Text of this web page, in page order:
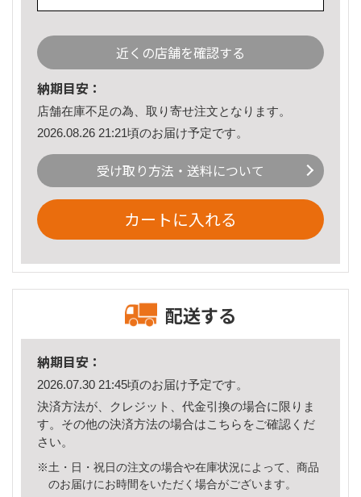
近くの店舗を確認する
納期目安：
店舗在庫不足の為、取り寄せ注文となります。
2026.08.26 21:21頃のお届け予定です。
受け取り方法・送料について
カートに入れる
配送する
納期目安：
2026.07.30 21:45頃のお届け予定です。
決済方法が、クレジット、代金引換の場合に限りま
す。その他の決済方法の場合はこちら をご確認くだ
さい。
※土・日・祝日の注文の場合や在庫状況によって、商品
のお届けにお時間をいただく場合がございます。